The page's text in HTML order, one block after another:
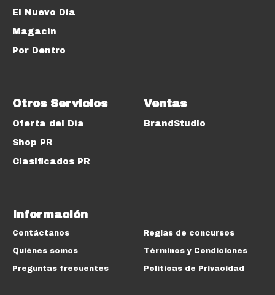
El Nuevo Día
Magacín
Por Dentro
Otros Servicios
Oferta del Día
Shop PR
Clasificados PR
Ventas
BrandStudio
Información
Contáctanos
Quiénes somos
Preguntas frecuentes
Reglas de concursos
Términos y Condiciones
Políticas de Privacidad